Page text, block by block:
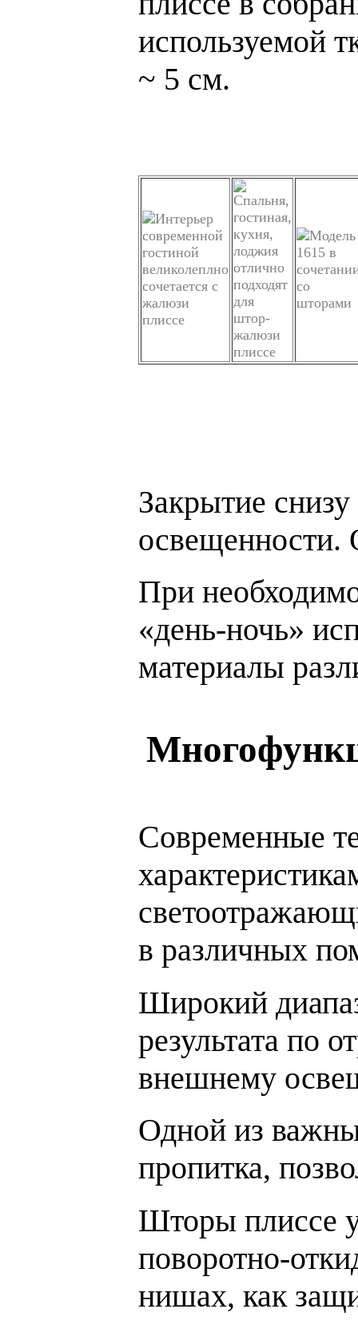
используемой
~ 5 см.
Закрытие
освещенности.
При
«день-ночь»
материалы
Современные
в различных
Широкий
результата по
внешнему
Одной из
пропитка,
Шторы плиссе
поворотно-
нишах, как